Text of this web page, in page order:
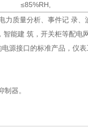
≤85%RH,
力质量分析、事件记 录
能建 筑，开关柜等配电
源接口的标准产品，仪
器。